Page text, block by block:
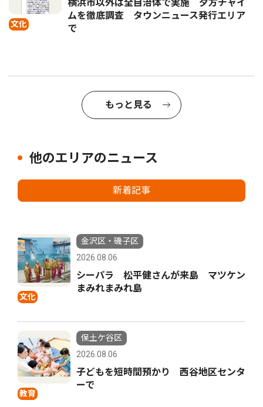
文化
横浜市以外は全自治体で実施 夕方チャイ
ムを徹底調査 タウンニュース発行エリア
で
もっと見る
他のエリアのニュース
新着記事
文化
金沢区・磯子区
2026.08.06
シーパラ 松平健さんが来島 マツケン
まみれまみれ島
教育
保土ケ谷区
2026.08.06
子どもを短時間預かり 西谷地区センタ
ーで